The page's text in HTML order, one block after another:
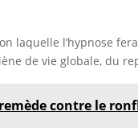
laquelle l’hypnose
de vie globale, du
contre le